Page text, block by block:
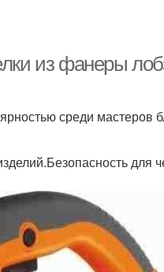
из фанеры
среди мастеров
для